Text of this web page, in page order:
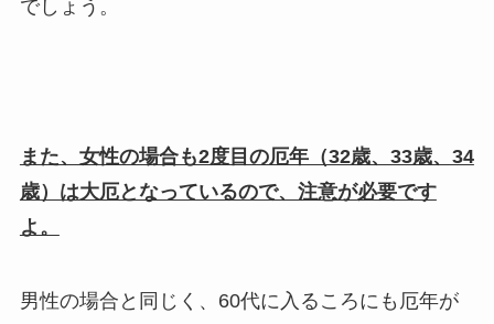
でしょう。
また、女性の場合も2度目の厄年（32歳、33歳、34
歳）は大厄となっているので、注意が必要です
よ。
男性の場合と同じく、60代に入るころにも厄年が